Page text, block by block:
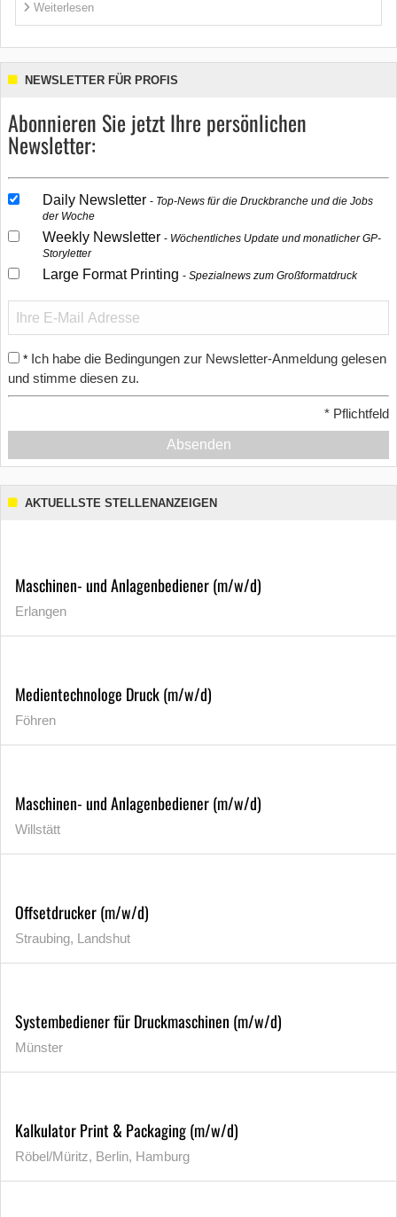
Weiterlesen
NEWSLETTER FÜR PROFIS
Abonnieren Sie jetzt Ihre persönlichen
Newsletter:
Daily Newsletter
Top-News für die Druckbranche und die Jobs
der Woche
Weekly Newsletter
Wöchentliches Update und monatlicher GP-
Storyletter
Large Format Printing Spezialnews zum Großformatdruck
* Ich habe die Bedingungen zur Newsletter-Anmeldung gelesen
und stimme diesen zu.
* Pflichtfeld
Absenden
AKTUELLSTE STELLENANZEIGEN
Maschinen- und Anlagenbediener (m/w/d)
Erlangen
Medientechnologe Druck (m/w/d)
Föhren
Maschinen- und Anlagenbediener (m/w/d)
Willstätt
Offsetdrucker (m/w/d)
Straubing, Landshut
Systembediener für Druckmaschinen (m/w/d)
Münster
Kalkulator Print & Packaging (m/w/d)
Röbel/Müritz, Berlin, Hamburg